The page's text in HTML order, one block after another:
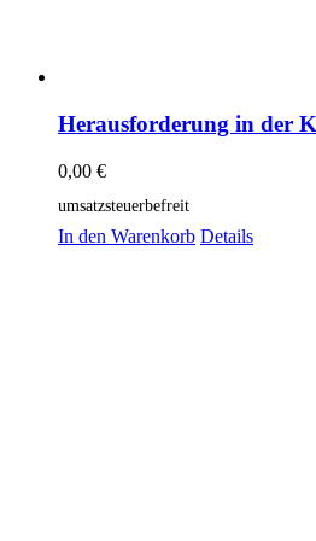
Herausforderung in der
0,00 €
umsatzsteuerbefreit
In den Warenkorb Details